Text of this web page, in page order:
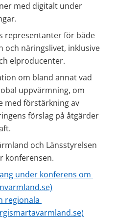
med digitalt under
representanter för både
och näringslivet, inklusive
elproducenter.
om bland annat vad
uppvärmning, om
med förstärkning av
förslag på åtgärder
och Länsstyrelsen
konferensen.
under konferens om
regionala